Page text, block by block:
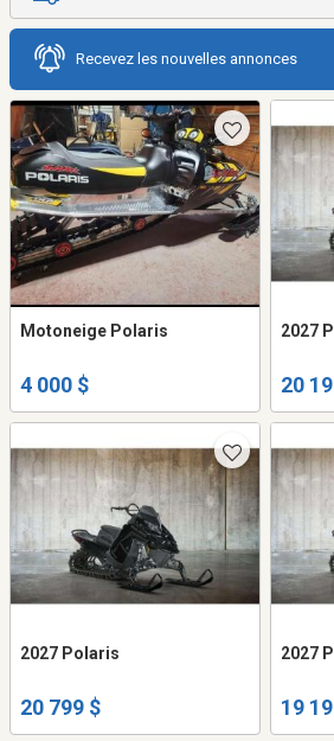
Recevez les nouvelles annonces
Motoneige Polaris
4 000 $
2027
20
2027 Polaris
20 799 $
2027
19